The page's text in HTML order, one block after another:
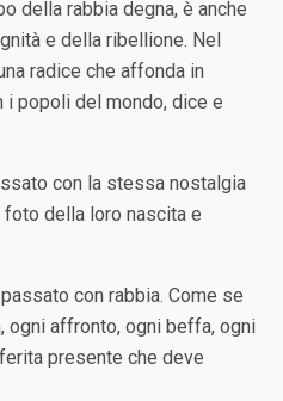
della rabbia degna, è anche
e della ribellione. Nel
radice che affonda in
i popoli del mondo, dice e
con la stessa nostalgia
della loro nascita e
con rabbia. Come se
ogni affronto, ogni beffa, ogni
presente che deve